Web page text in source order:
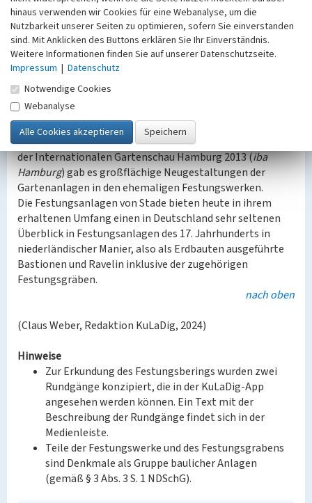
später kam der Zoll hinzu. Auf der Wrangelsbastion
entstand in den 1930er Jahren die Jugendherberge, die bis
heute besteht. Im Bereich des Salztores und der
Burgbastionentstand bis 1881 der neue Hafen. Der
Holzhafen entstand ebenfalls in dieser Zeit im Bereich des
Ravelin diente als Spielstätte für Festspiele und
Versammlungsraum.
In der Zeit nach dem Zweiten Weltkrieg wurden die
Grünanlagen weiter ausgebaut. Im Zusammenhang mit
der Internationalen Gartenschau Hamburg 2013 (iba
Hamburg) gab es großflächige Neugestaltungen der
Gartenanlagen in den ehemaligen Festungswerken.
Die Festungsanlagen von Stade bieten heute in ihrem
erhaltenen Umfang einen in Deutschland sehr seltenen
Überblick in Festungsanlagen des 17. Jahrhunderts in
niederländischer Manier, also als Erdbauten ausgeführte
Bastionen und Ravelin inklusive der zugehörigen
Festungsgräben.
nach oben
(Claus Weber, Redaktion KuLaDig, 2024)
Hinweise
Zur Erkundung des Festungsberings wurden zwei
Rundgänge konzipiert, die in der KuLaDig-App
angesehen werden können. Ein Text mit der
Beschreibung der Rundgänge findet sich in der
Medienleiste.
Teile der Festungswerke und des Festungsgrabens
sind Denkmale als Gruppe baulicher Anlagen
(gemäß § 3 Abs. 3 S. 1 NDSchG).
hinaus verwenden wir Cookies für eine Webanalyse, um die
Nutzbarkeit unserer Seiten zu optimieren, sofern Sie einverstanden
sind. Mit Anklicken des Buttons erklären Sie Ihr Einverständnis.
Weitere Informationen finden Sie auf unserer Datenschutzseite.
Impressum | Datenschutz
Notwendige Cookies
Webanalyse